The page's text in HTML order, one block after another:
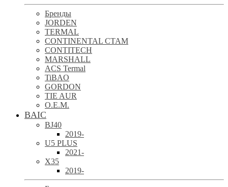
Бренды
JORDEN
TERMAL
CONTINENTAL CTAM
CONTITECH
MARSHALL
ACS Termal
TiBAO
GORDON
TIE AUR
O.E.M.
BAIC
BJ40
2019-
U5 PLUS
2021-
X35
2019-